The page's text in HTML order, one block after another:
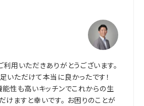
利用いただきありがとうございます。
いただけて本当に良かったです！
能性も高いキッチンでこれからの生
けますと幸いです。 お困りのことが